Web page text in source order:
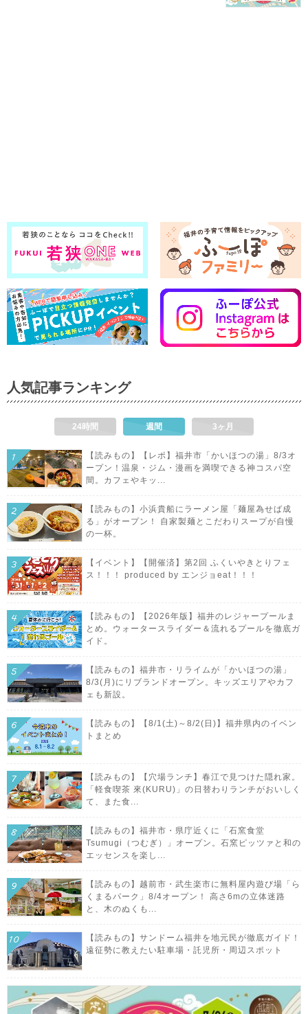
人気記事ランキング
24時間 週間 3ヶ月
【読みもの】【レポ】福井市「かいほつの湯」8/3オ
ープン！温泉・ジム・漫画を満喫できる神コスパ空
間。カフェやキッ...
【読みもの】小浜貴船にラーメン屋「麺屋為せば成
る」がオープン！ 自家製麺とこだわりスープが自慢
の一杯。
【イベント】【開催済】第2回 ふくいやきとりフェ
ス！！！ produced by エンジョeat！！！
【読みもの】【2026年版】福井のレジャープールま
とめ。ウォータースライダー＆流れるプールを徹底ガ
イド。
【読みもの】福井市・リライムが「かいほつの湯」
8/3(月)にリブランドオープン。キッズエリアやカフ
ェも新設。
【読みもの】【8/1(土)～8/2(日)】福井県内のイベン
トまとめ
【読みもの】【穴場ランチ】春江で見つけた隠れ家。
「軽食喫茶 來(KURU)」の日替わりランチがおいしく
て、また食...
【読みもの】福井市・県庁近くに「石窯食堂
Tsumugi（つむぎ）」オープン。石窯ピッツァと和の
エッセンスを楽し...
【読みもの】越前市・武生楽市に無料屋内遊び場「ら
くまるパーク」8/4オープン！ 高さ6mの立体迷路
と、木のぬくも...
【読みもの】サンドーム福井を地元民が徹底ガイド！
遠征勢に教えたい駐車場・託児所・周辺スポット